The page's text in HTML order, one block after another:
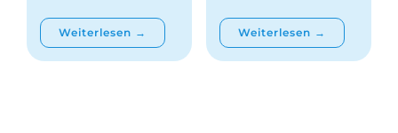
Weiterlesen → Weiterlesen →